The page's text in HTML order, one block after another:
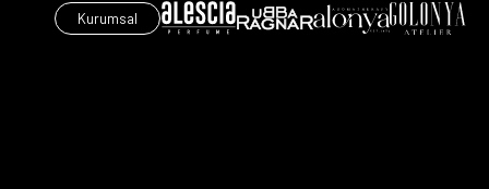
Kurumsal